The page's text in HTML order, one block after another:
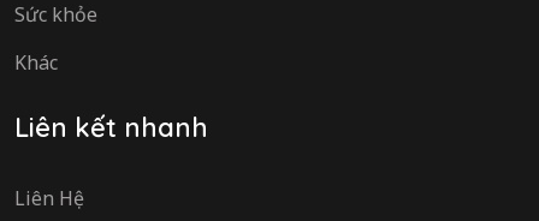
Sức khỏe
Khác
Liên kết nhanh
Liên Hệ